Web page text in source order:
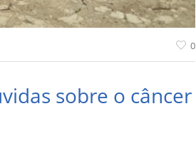
0
sobre o câncer